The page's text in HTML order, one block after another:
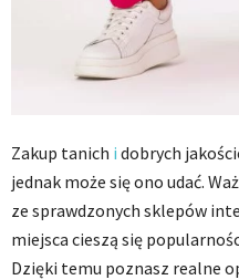
Zakup tanich i dobrych
jednak może się ono udać.
ze sprawdzonych sklepów
miejsca cieszą się
Dzięki temu poznasz realne